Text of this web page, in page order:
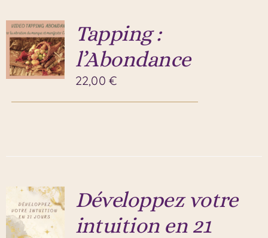
Tapping :
l’Abondance
22,00€
Développez votre
intuition en 21